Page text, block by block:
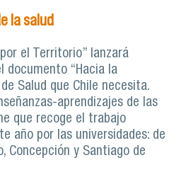
la salud
el Territorio” lanzará
documento “Hacia la
Salud que Chile necesita.
aprendizajes de las
que recoge el trabajo
año por las universidades: de
Concepción y Santiago de